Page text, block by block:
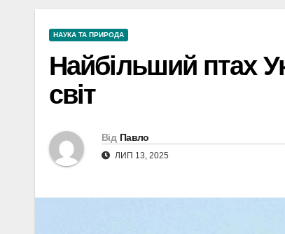
НАУКА ТА ПРИРОДА
Найбільший птах
світ
Від Павло
ЛИП 13, 2025